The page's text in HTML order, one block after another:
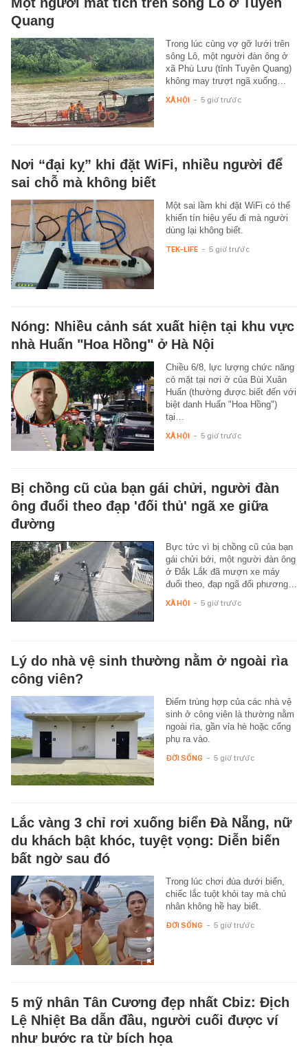
Quang
Trong lúc cùng vợ gỡ lưới trên
sông Lô, một người đàn ông ở
xã Phù Lưu (tỉnh Tuyên Quang)
không may trượt ngã xuống…
XÃ HỘI - 5 giờ trước
Nơi “đại kỵ” khi đặt WiFi, nhiều người để
sai chỗ mà không biết
Một sai lầm khi đặt WiFi có thể
khiến tín hiệu yếu đi mà người
dùng lại không biết.
TEK-LIFE - 5 giờ trước
Nóng: Nhiều cảnh sát xuất hiện tại khu vực
nhà Huấn "Hoa Hồng" ở Hà Nội
Chiều 6/8, lực lượng chức năng
có mặt tại nơi ở của Bùi Xuân
Huấn (thường được biết đến với
biệt danh Huấn "Hoa Hồng")
tại…
XÃ HỘI - 5 giờ trước
Bị chồng cũ của bạn gái chửi, người đàn
ông đuổi theo đạp 'đối thủ' ngã xe giữa
đường
Bực tức vì bị chồng cũ của bạn
gái chửi bới, một người đàn ông
ở Đắk Lắk đã mượn xe máy
đuổi theo, đạp ngã đối phương…
XÃ HỘI - 5 giờ trước
Lý do nhà vệ sinh thường nằm ở ngoài rìa
công viên?
Điểm trùng hợp của các nhà vệ
sinh ở công viên là thường nằm
ngoài rìa, gần vỉa hè hoặc cổng
phụ ra vào.
ĐỜI SỐNG - 5 giờ trước
Lắc vàng 3 chỉ rơi xuống biển Đà Nẵng, nữ
du khách bật khóc, tuyệt vọng: Diễn biến
bất ngờ sau đó
Trong lúc chơi đùa dưới biển,
chiếc lắc tuột khỏi tay mà chủ
nhân không hề hay biết.
ĐỜI SỐNG - 5 giờ trước
5 mỹ nhân Tân Cương đẹp nhất Cbiz: Địch
Lệ Nhiệt Ba dẫn đầu, người cuối được ví
như bước ra từ bích họa